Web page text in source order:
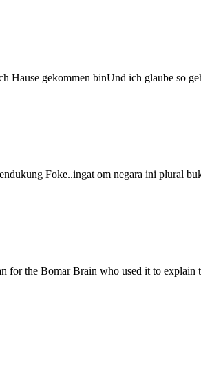
gekommen binUnd ich glaube so
Foke..ingat om negara ini plural
the Bomar Brain who used it to explain